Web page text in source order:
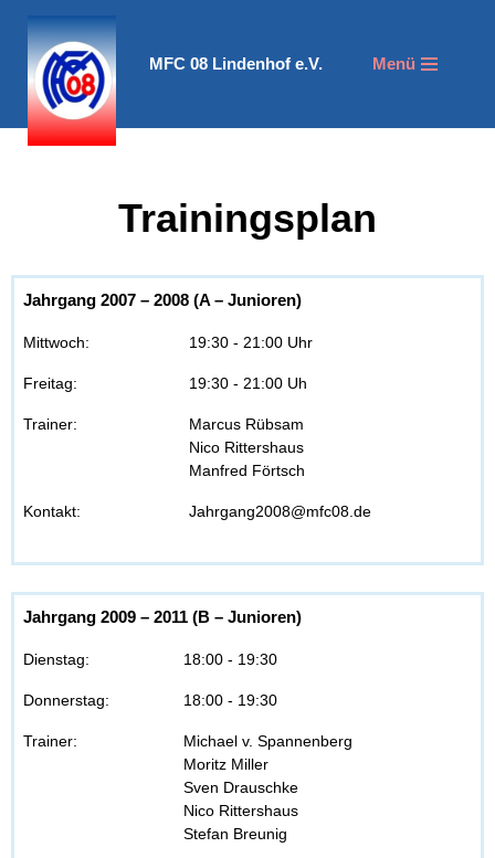
Zum
Inhalt
springen
MFC 08 Lindenhof e.V. Menü
Trainingsplan
Jahrgang 2007 – 2008 (A – Junioren)
Mittwoch: 19:30 - 21:00 Uhr
Freitag: 19:30 - 21:00 Uh
Trainer:
Marcus Rübsam
Nico Rittershaus
Manfred Förtsch
Kontakt: Jahrgang2008@mfc08.de
Jahrgang 2009 – 2011 (B – Junioren)
Dienstag: 18:00 - 19:30
Donnerstag: 18:00 - 19:30
Trainer:
Michael v. Spannenberg
Moritz Miller
Sven Drauschke
Nico Rittershaus
Stefan Breunig